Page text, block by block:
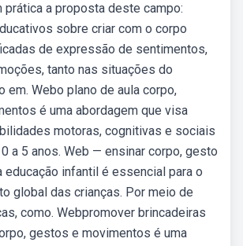
prática a proposta deste campo:
sobre criar com o corpo
de expressão de sentimentos,
tanto nas situações do
em. Webo plano de aula corpo,
é uma abordagem que visa
motoras, cognitivas e sociais
a 5 anos. Web — ensinar corpo, gesto
educação infantil é essencial para o
global das crianças. Por meio de
como. Webpromover brincadeiras
gestos e movimentos é uma